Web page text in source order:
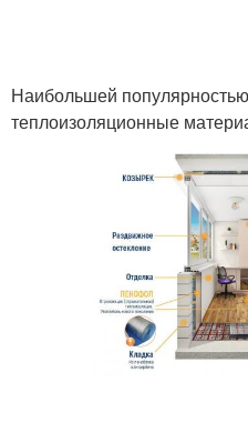
Наибольшей
теплоизоляционные